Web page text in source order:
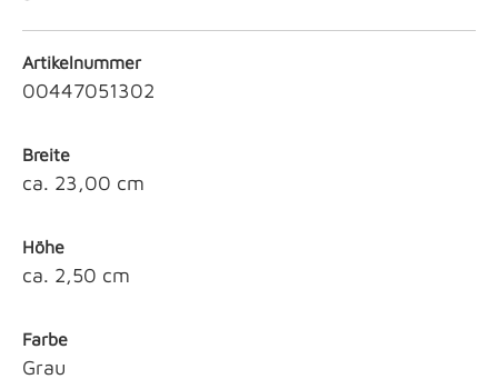
Artikelnummer
00447051302
Breite
ca. 23,00 cm
Höhe
ca. 2,50 cm
Farbe
Grau